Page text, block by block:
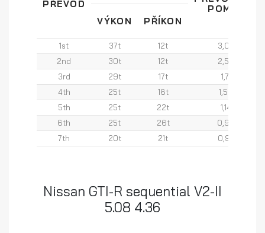
PŘEVOD
POMĚR
VÝKON
PŘÍKON
1st 37t 12t
3,08
2nd
30t 12t
2,50
3rd
29t 17t
1,71
4th
25t 16t
1,56
5th
25t 22t
1,14
6th
25t 26t
0,96
7th
20t 21t 0,95
Nissan GTI-R sequential V2-II
5.08 4.36